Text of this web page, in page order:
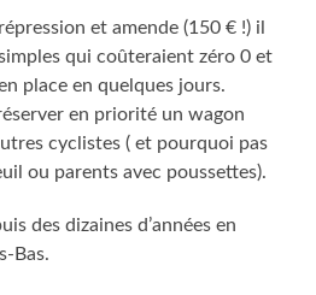
et amende (150 € !) il
qui coûteraient zéro 0 et
place en quelques jours.
en priorité un wagon
cyclistes ( et pourquoi pas
ou parents avec poussettes).
des dizaines d’années en
Bas.